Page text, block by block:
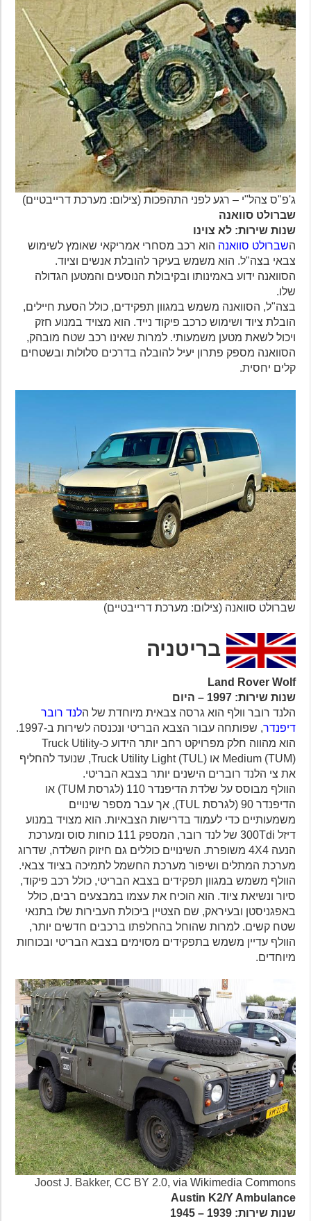
ג'פ"ס צהל"י – רגע לפני התהפכות (צילום: מערכת דרייבטיים)
שברולט סוואנה
שנות שירות: לא צוינו
שברולט סוואנההוא רכב מסחרי אמריקאי שאומץ לשימוש
צבאי בצה"ל. הוא משמש בעיקר להובלת אנשים וציוד.
הסוואנה ידוע באמינותו ובקיבולת הנוסעים והמטען הגדולה
שלו.
בצה"ל, הסוואנה משמש במגוון תפקידים, כולל הסעת חיילים,
הובלת ציוד ושימוש כרכב פיקוד נייד. הוא מצויד במנוע חזק
ויכול לשאת מטען משמעותי. למרות שאינו רכב שטח מובהק,
הסוואנה מספק פתרון יעיל להובלה בדרכים סלולות ובשטחים
קלים יחסית.
שברולט סוואנה (צילום: מערכת דרייבטיים)
בריטניה
Land Rover Wolf
שנות שירות: 1997 – היום
הלנד רובר וולף הוא גרסה צבאית מיוחדת של הלנד רובר
דיפנדר
, שפותחה עבור הצבא הבריטי ונכנסה לשירות ב-1997.
הוא מהווה חלק מפרויקט רחב יותר הידוע כ-Truck Utility
Medium (TUM) או Truck Utility Light (TUL), שנועד להחליף
את צי הלנד רוברים הישנים יותר בצבא הבריטי.
הוולף מבוסס על שלדת הדיפנדר 110 (לגרסת TUM) או
הדיפנדר 90 (לגרסת TUL), אך עבר מספר שינויים
משמעותיים כדי לעמוד בדרישות הצבאיות. הוא מצויד במנוע
דיזל 300Tdi של לנד רובר, המספק 111 כוחות סוס ומערכת
הנעה 4X4 משופרת. השינויים כוללים גם חיזוק השלדה, שדרוג
מערכת המתלים ושיפור מערכת החשמל לתמיכה בציוד צבאי.
הוולף משמש במגוון תפקידים בצבא הבריטי, כולל רכב פיקוד,
סיור ונשיאת ציוד. הוא הוכיח את עצמו במבצעים רבים, כולל
באפגניסטן ובעיראק, שם הצטיין ביכולת העבירות שלו בתנאי
שטח קשים. למרות שהוחל בהחלפתו ברכבים חדשים יותר,
הוולף עדיין משמש בתפקידים מסוימים בצבא הבריטי ובכוחות
מיוחדים.
Joost J. Bakker, CC BY 2.0, via Wikimedia Commons
Austin K2/Y Ambulance
שנות שירות: 1939 – 1945